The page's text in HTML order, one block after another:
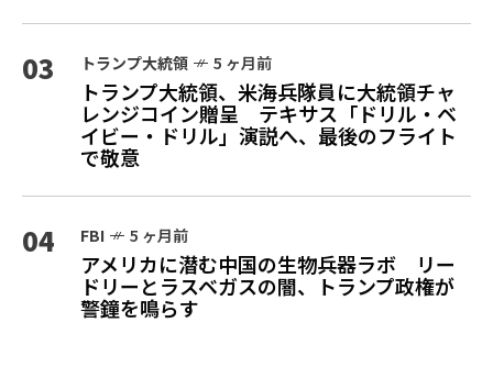
03 トランプ大統領 5 ヶ月前
トランプ大統領、米海兵隊員に大統領チャ
レンジコイン贈呈 テキサス「ドリル・ベ
イビー・ドリル」演説へ、最後のフライト
で敬意
04 FBI 5 ヶ月前
アメリカに潜む中国の生物兵器ラボ リー
ドリーとラスベガスの闇、トランプ政権が
警鐘を鳴らす